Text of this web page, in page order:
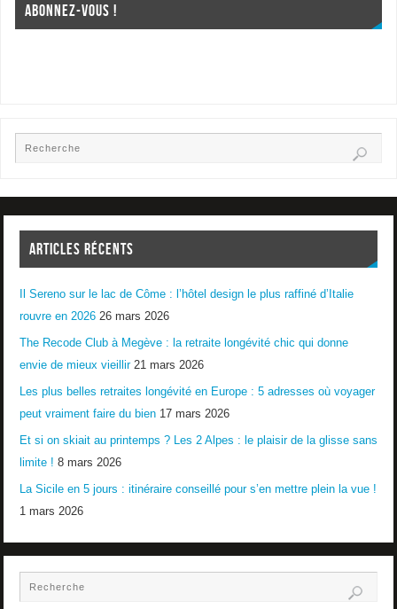
ABONNEZ-VOUS !
ARTICLES RÉCENTS
Il Sereno sur le lac de Côme : l’hôtel design le plus raffiné d’Italie
rouvre en 2026 26 mars 2026
The Recode Club à Megève : la retraite longévité chic qui donne
envie de mieux vieillir 21 mars 2026
Les plus belles retraites longévité en Europe : 5 adresses où voyager
peut vraiment faire du bien 17 mars 2026
Et si on skiait au printemps ? Les 2 Alpes : le plaisir de la glisse sans
limite ! 8 mars 2026
La Sicile en 5 jours : itinéraire conseillé pour s’en mettre plein la vue !
1 mars 2026